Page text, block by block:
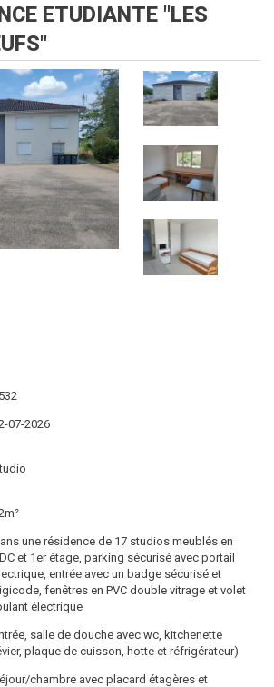
ETUDIANTE "LES
07-2026
une résidence de 17 studios meublés en
et 1er étage, parking sécurisé avec portail
entrée avec un badge sécurisé et
fenêtres en PVC double vitrage et volet
électrique
salle de douche avec wc, kitchenette
plaque de cuisson, hotte et réfrigérateur)
chambre avec placard étagères et